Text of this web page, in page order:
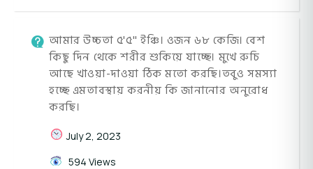
আমার উচ্চতা ৫'৫'' ইঞ্চি। ওজন ৬৮ কেজি। বেশ
কিছু দিন থেকে শরীর শুকিয়ে যাচ্ছে। মুখে রুচি
আছে খাওয়া-দাওয়া ঠিক মতো করছি।তবুও সমস্যা
হচ্ছে এমতাবস্থায় করনীয় কি জানানোর অনুরোধ
করছি।
July 2, 2023
594 Views